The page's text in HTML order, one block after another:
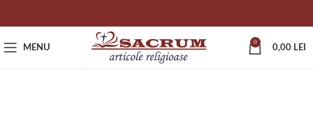
MENU
0
0,00 LEI